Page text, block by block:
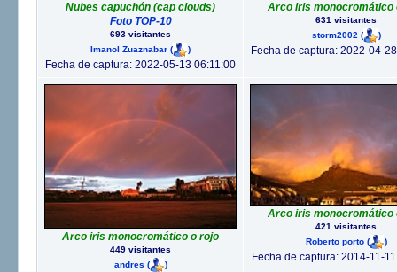
Nubes capuchón (cap clouds)
Foto TOP-10
693 visitantes
Imanol Zuaznabar ( )
Fecha de captura: 2022-05-13 06:11:00
Arco iris monocromático
631 visitantes
storm2002 ( )
Fecha de captura: 2022-04-
Arco iris monocromático o rojo
449 visitantes
andres ( )
Arco iris monocromático
421 visitantes
Roberto porto( )
Fecha de captura: 2014-11-